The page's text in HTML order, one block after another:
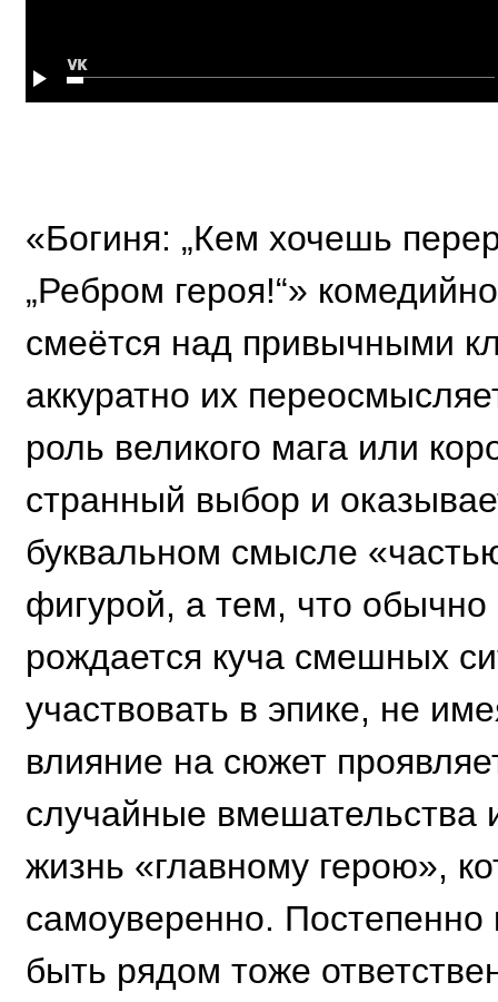
«Богиня: „Кем хочешь
„Ребром героя!“»
смеётся над привычными
аккуратно их
роль великого мага или
странный выбор и
буквальном смысле
фигурой, а тем, что
рождается куча смешных
участвовать в эпике, не
влияние на сюжет
случайные вмешательства
жизнь «главному герою»,
самоуверенно.
быть рядом тоже